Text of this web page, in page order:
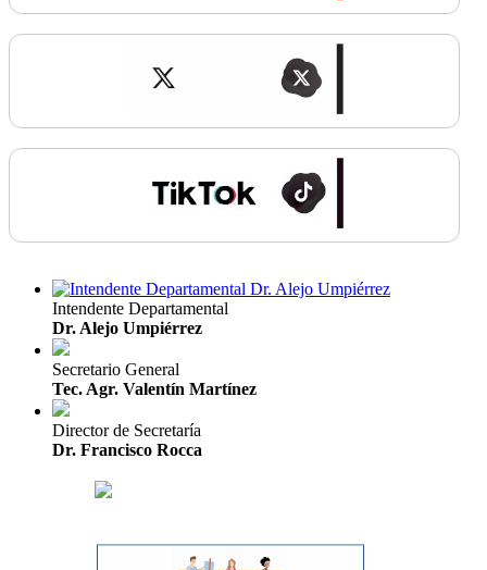
Intendente Departamental
Dr. Alejo Umpiérrez
Secretario General
Tec. Agr. Valentín Martínez
Director de Secretaría
Dr. Francisco Rocca